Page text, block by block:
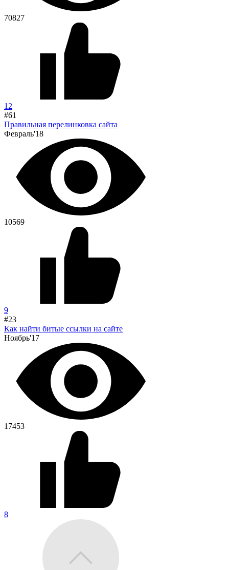
70827
12
#61
Правильная перелинковка сайта
Февраль'18
10569
9
#23
Как найти битые ссылки на сайте
Ноябрь'17
17453
8